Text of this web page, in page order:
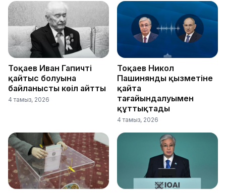
Тоқаев Иван Гапичтің
қайтыс болуына
байланысты көңіл айтты
4 тамыз, 2026
Тоқаев Никол
Пашинянды қызметіне
қайта
тағайындалуымен
құттықтады
4 тамыз, 2026